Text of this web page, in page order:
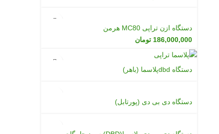
دستگاه ازن تراپی MC80 هرمن
186,000,000 تومان
دستگاه dbdپلاسما (باهر)
دستگاه دی بی دی (پورتابل)